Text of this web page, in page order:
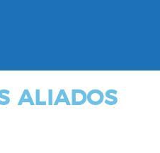
ALIADOS